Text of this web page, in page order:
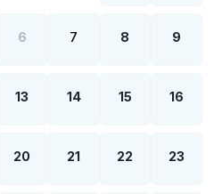
6 7 8 9
13 14 15 16
20 21 22 23